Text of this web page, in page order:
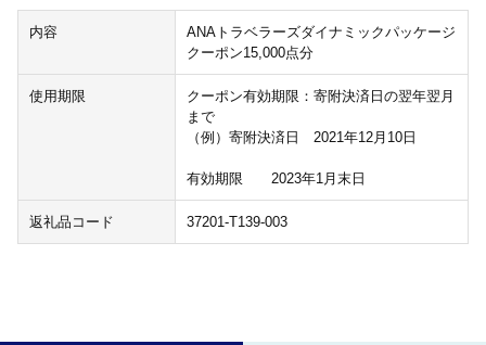
内容
ANAトラベラーズダイナミックパッケージ
クーポン15,000点分
使用期限
クーポン有効期限：寄附決済日の翌年翌月
まで
（例）寄附決済日 2021年12月10日
有効期限 2023年1月末日
返礼品コード 37201-T139-003